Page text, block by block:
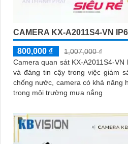
CAMERA KX-A2011S4-VN
800,000 ₫
1,007,000 ₫
Camera quan sát KX-A2011S4-
và đáng tin cậy trong việc giám sát an ninh.
chống nước, camera có khả năng
trong môi trường mưa nắng